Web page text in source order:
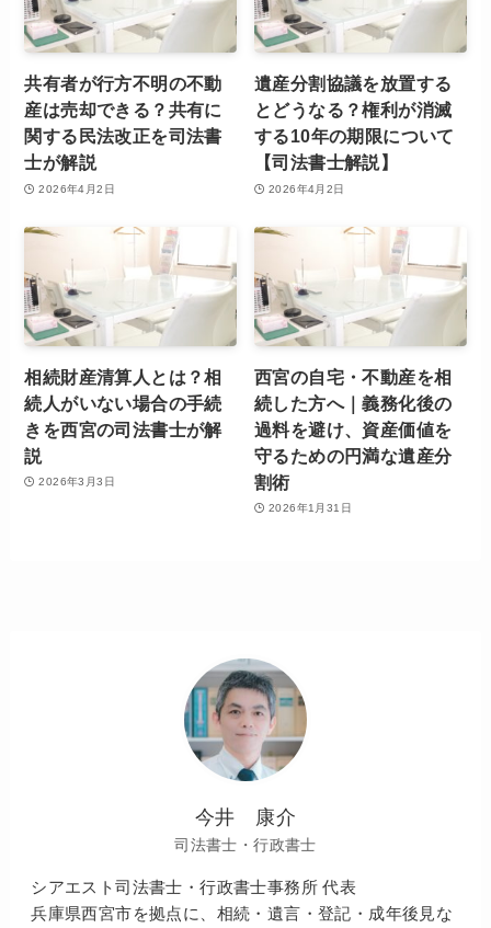
共有者が行方不明の不動
産は売却できる？共有に
関する民法改正を司法書
士が解説
2026年4月2日
遺産分割協議を放置する
とどうなる？権利が消滅
する10年の期限について
【司法書士解説】
2026年4月2日
相続財産清算人とは？相
続人がいない場合の手続
きを西宮の司法書士が解
説
2026年3月3日
西宮の自宅・不動産を相
続した方へ｜義務化後の
過料を避け、資産価値を
守るための円満な遺産分
割術
2026年1月31日
今井 康介
司法書士・行政書士
シアエスト司法書士・行政書士事務所 代表
兵庫県西宮市を拠点に、相続・遺言・登記・成年後見な